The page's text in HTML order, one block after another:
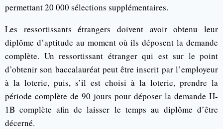
permettant 20 000 sélections supplémentaires.
Les ressortissants étrangers doivent avoir obtenu leur
diplôme d’aptitude au moment où ils déposent la demande
complète. Un ressortissant étranger qui est sur le point
d’obtenir son baccalauréat peut être inscrit par l’employeur
à la loterie, puis, s’il est choisi à la loterie, prendre la
période complète de 90 jours pour déposer la demande H-
1B complète afin de laisser le temps au diplôme d’être
décerné.